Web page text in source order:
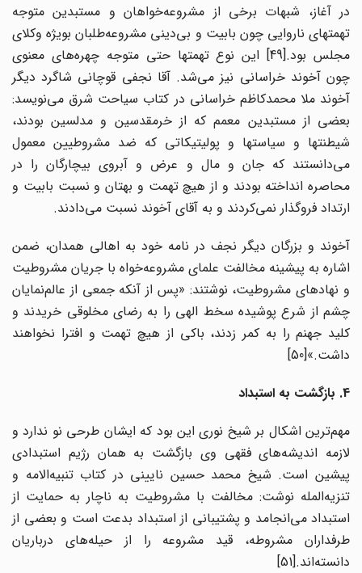
در آغاز، شبهات برخی از مشروعه‌خواهان و مستبدین متوجه
تهمتهای ناروایی چون بابیت و بی‌دینی مشروعه‌طلبان بویژه وکلای
مجلس بود.[49] این نوع تهمتها حتی متوجه چهره‌های معنوی
چون آخوند خراسانی نیز می‌شد. آقا نجفی قوچانی شاگرد دیگر
آخوند ملا محمدکاظم خراسانی در کتاب سیاحت شرق می‌نویسد:
بعضی از مستبدین معمم که از خرمقدسین و مدلسین بودند،
شیطنتها و سیاستها و پولیتیکاتی که ضد مشروطیین معمول
می‌دانستند که جان و مال و عرض و آبروی بیچارگان را در
محاصره انداخته بودند و از هیچ تهمت و بهتان و نسبت بابیت و
ارتداد فروگذار نمی‌کردند و به آقای آخوند نسبت می‌دادند.
آخوند و بزرگان دیگر نجف در نامه خود به اهالی همدان، ضمن
اشاره به پیشینه مخالفت علمای مشروعه‌خواه با جریان مشروطیت
و نهادهای مشروطیت، نوشتند: «پس از آنکه جمعی از عالم‌نمایان
چشم از شرع پوشیده سخط الهی را به رضای مخلوقی خریدند و
کلید جهنم را به کمر زدند، باکی از هیچ تهمت و افترا نخواهند
داشت.»[50]
مهم‌ترین اشکال بر شیخ نوری این بود که ایشان طرحی نو ندارد و
لازمه اندیشه‌های فقهی وی بازگشت به همان رژیم استبدادی
پیشین است. شیخ محمد حسین نایینی در کتاب تنبیه‌الامه و
تنزیه‌المله نوشت: مخالفت با مشروطیت به ناچار به حمایت از
استبداد می‌انجامد و پشتیبانی از استبداد بدعت است و بعضی از
طرفداران مشروطه، قید مشروعه را از حیله‌های درباریان
دانسته‌اند.[51]